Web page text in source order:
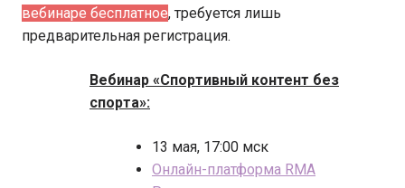
вебинаре бесплатное, требуется лишь
предварительная регистрация.
Вебинар «Спортивный контент без
спорта»:
13 мая, 17:00 мск
Онлайн-платформа RMA